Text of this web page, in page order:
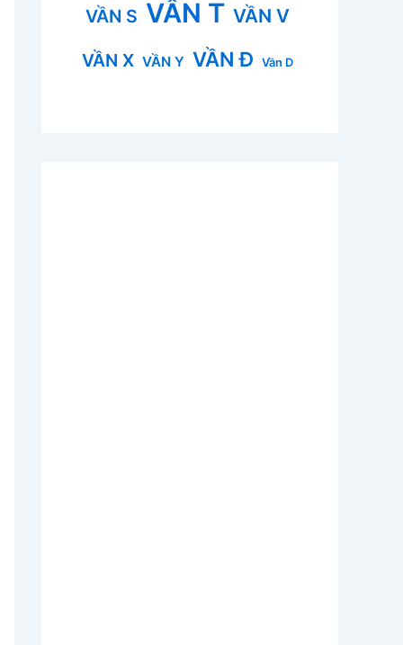
VẦN S VẦN T VẦN V
VẦN X VẦN Y VẦN Đ Vần D